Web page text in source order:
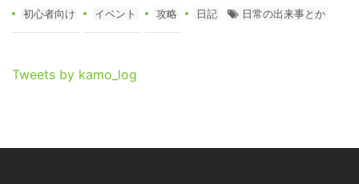
初心者向け イベント 攻略 日記 日常の出来事とか
Tweets by kamo_log